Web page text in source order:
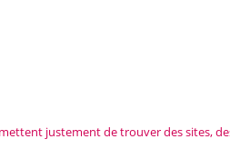
justement de trouver des sites,